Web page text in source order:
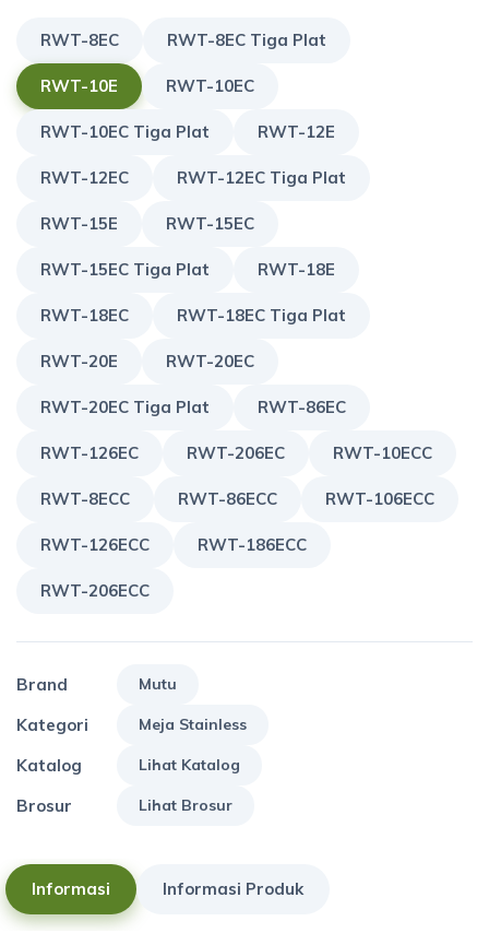
RWT-8EC RWT-8EC Tiga Plat
RWT-10E RWT-10EC
RWT-10EC Tiga Plat RWT-12E
RWT-12EC RWT-12EC Tiga Plat
RWT-15E RWT-15EC
RWT-15EC Tiga Plat RWT-18E
RWT-18EC RWT-18EC Tiga Plat
RWT-20E RWT-20EC
RWT-20EC Tiga Plat RWT-86EC
RWT-126EC RWT-206EC RWT-10ECC
RWT-8ECC RWT-86ECC RWT-106ECC
RWT-126ECC RWT-186ECC
RWT-206ECC
Brand Mutu
Kategori Meja Stainless
Katalog Lihat Katalog
Brosur Lihat Brosur
Informasi Informasi Produk